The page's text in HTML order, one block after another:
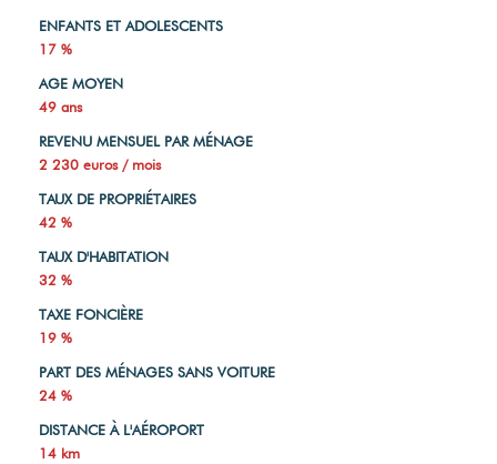
ENFANTS ET ADOLESCENTS
17 %
AGE MOYEN
49 ans
REVENU MENSUEL PAR MÉNAGE
2 230 euros / mois
TAUX DE PROPRIÉTAIRES
42 %
TAUX D'HABITATION
32 %
TAXE FONCIÈRE
19 %
PART DES MÉNAGES SANS VOITURE
24 %
DISTANCE À L'AÉROPORT
14 km